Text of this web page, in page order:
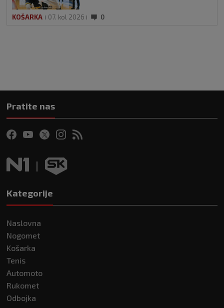
KOŠARKA 07. kol 2026 0
Pratite nas
Kategorije
Naslovna
Nogomet
Košarka
Tenis
Automoto
Rukomet
Odbojka